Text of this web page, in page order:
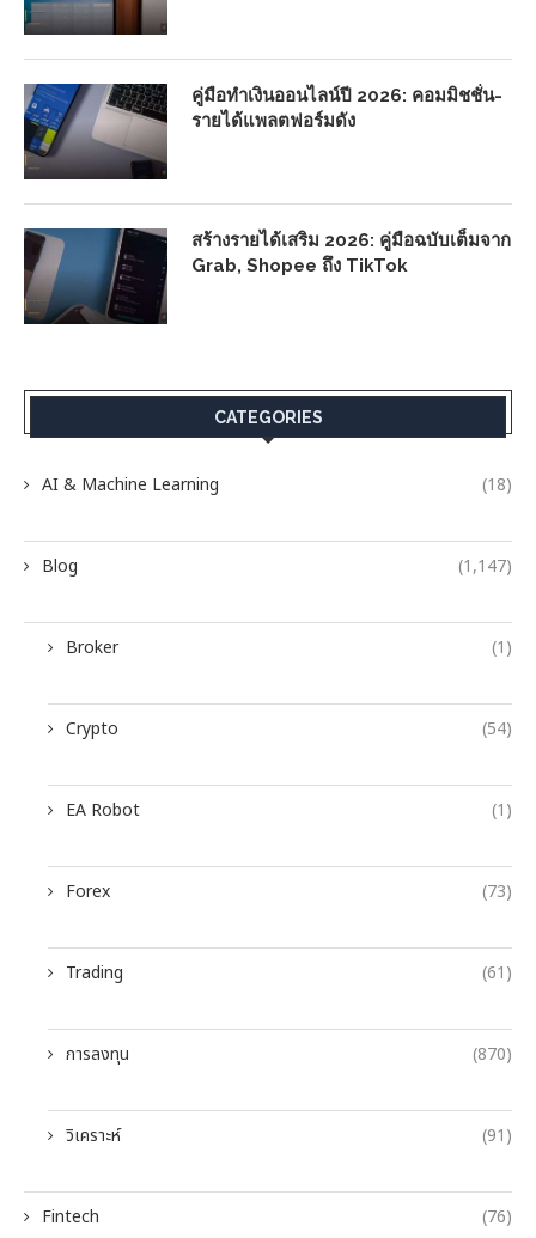
คู่มือทำเงินออนไลน์ปี 2026: คอมมิชชั่น-
รายได้แพลตฟอร์มดัง
สร้างรายได้เสริม 2026: คู่มือฉบับเต็มจาก
Grab, Shopee ถึง TikTok
CATEGORIES
AI & Machine Learning (18)
Blog (1,147)
Broker (1)
Crypto (54)
EA Robot (1)
Forex (73)
Trading (61)
การลงทุน (870)
วิเคราะห์ (91)
Fintech (76)